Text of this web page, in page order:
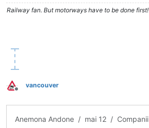
Railway fan. But motorways have to be done first!
Deconectat
vancouver
Anemona Andone / mai 12 / Companii